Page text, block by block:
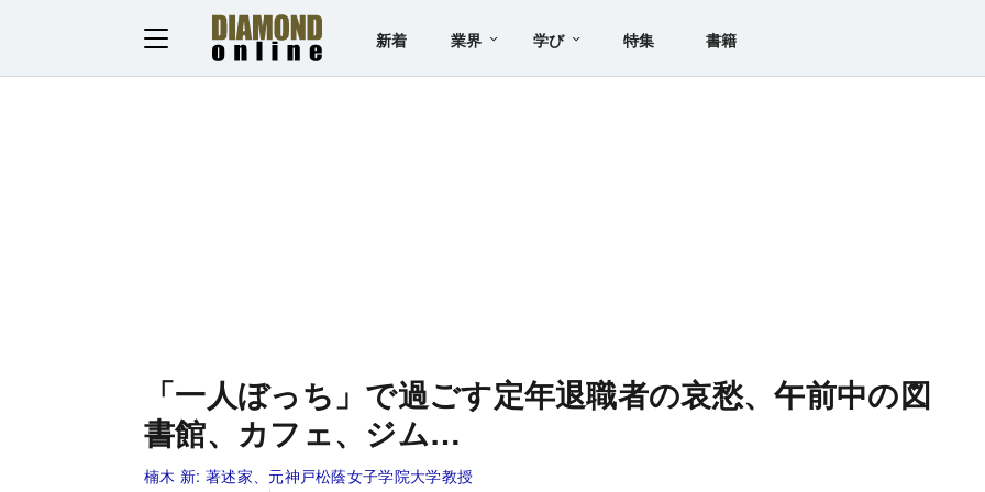
新着 業界 学び 特集 書籍
「一人ぼっち」で過ごす定年退職者の哀愁、午前中の図
書館、カフェ、ジム…
楠木 新: 著述家、元神戸松蔭女子学院大学教授